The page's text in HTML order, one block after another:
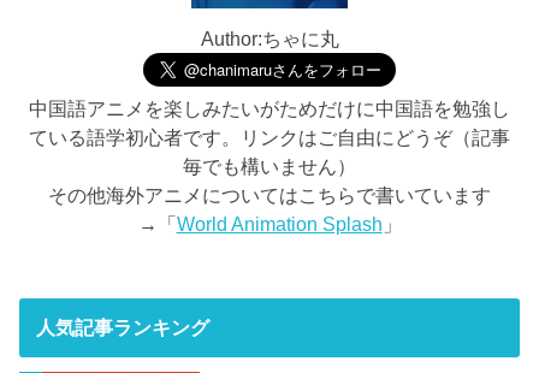
Author:ちゃに丸
中国語アニメを楽しみたいがためだけに中国語を勉強し
ている語学初心者です。リンクはご自由にどうぞ（記事
毎でも構いません）
その他海外アニメについてはこちらで書いています
→「 World Animation Splash 」
人気記事ランキング